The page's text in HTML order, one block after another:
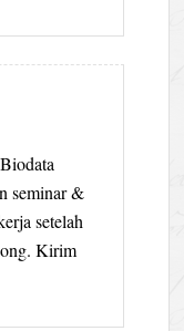
seminar &
setelah
Kirim